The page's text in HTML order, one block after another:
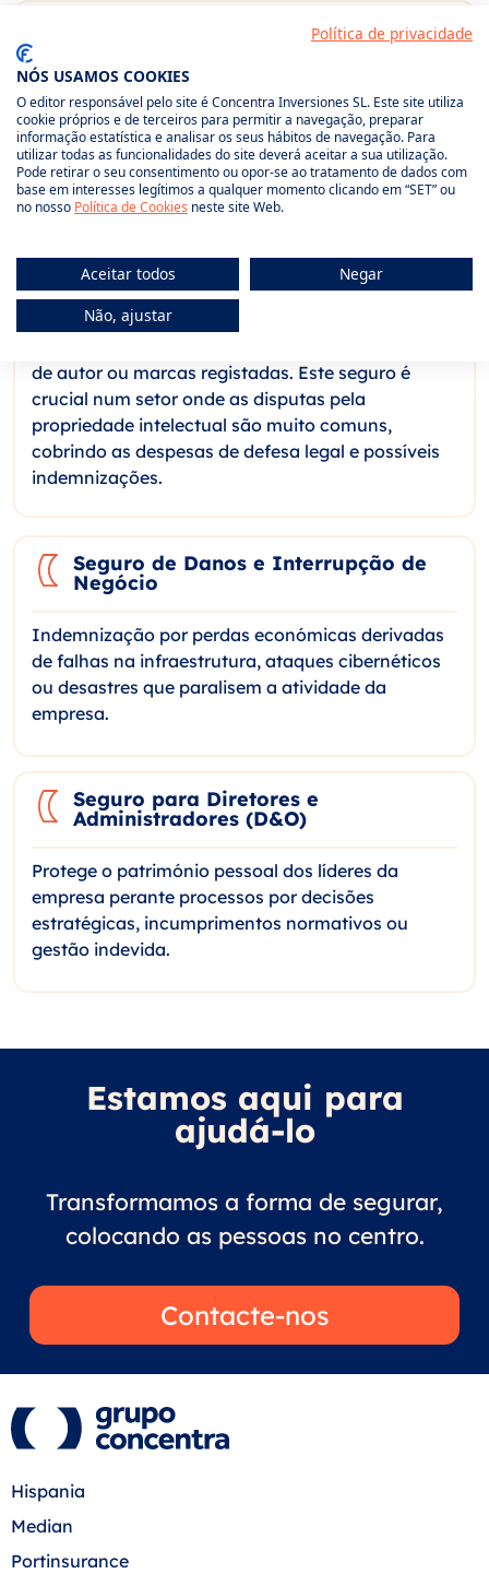
Seguro de Cibersegurança e
Cobertura perante ciberataques, fugas de
informação ou extorsão digital. Inclui
investigação forense, restauro de dados, despesas
de notificação e gestão de crise reputacional.
Seguro de Propriedade Intelectual
Proporciona proteção perante litígios
de autor ou marcas registadas. Este seguro é
crucial num setor onde as disputas pela
propriedade intelectual são muito comuns,
cobrindo as despesas de defesa legal e possíveis
indemnizações.
Seguro de Danos e Interrupção de
Negócio
Indemnização por perdas económicas derivadas
de falhas na infraestrutura, ataques cibernéticos
ou desastres que paralisem a atividade da
empresa.
Seguro para Diretores e
Administradores (D&O)
Protege o património pessoal dos líderes da
empresa perante processos por decisões
estratégicas, incumprimentos normativos ou
gestão indevida.
Estamos aqui para
ajudá-lo
Transformamos a forma de segurar,
colocando as pessoas no centro.
Contacte-nos
Hispania
Median
Portinsurance
Política de privacidade
NÓS USAMOS COOKIES
O editor responsável pelo site é Concentra Inversiones SL. Este site utiliza
cookie próprios e de terceiros para permitir a navegação, preparar
informação estatística e analisar os seus hábitos de navegação. Para
utilizar todas as funcionalidades do site deverá aceitar a sua utilização.
Pode retirar o seu consentimento ou opor-se ao tratamento de dados com
base em interesses legítimos a qualquer momento clicando em “SET” ou
no nosso Política de Cookies neste site Web.
Aceitar todos
Negar
Não, ajustar